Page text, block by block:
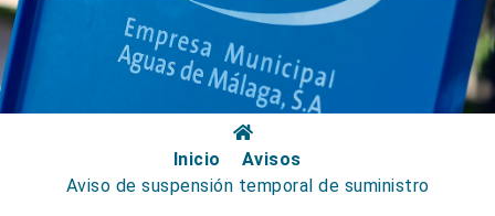
Inicio
Avisos
Aviso de suspensión temporal de suministro